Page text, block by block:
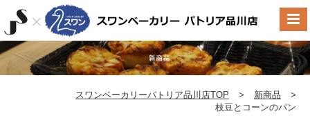
スワンベーカリーパトリア品川店TOP > 新商品
>
枝豆とコーンのパン